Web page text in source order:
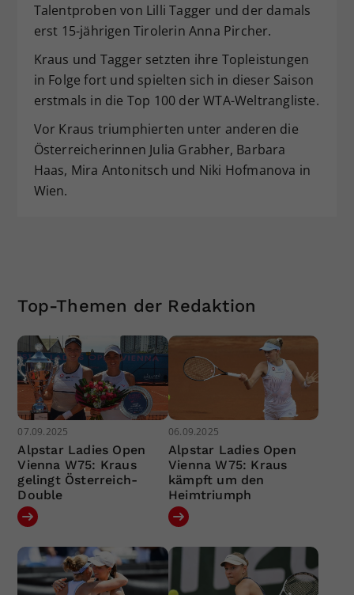
Talentproben von Lilli Tagger und der damals
erst 15-jährigen Tirolerin Anna Pircher.
Kraus und Tagger setzten ihre Topleistungen
in Folge fort und spielten sich in dieser Saison
erstmals in die Top 100 der WTA-Weltrangliste.
Vor Kraus triumphierten unter anderen die
Österreicherinnen Julia Grabher, Barbara
Haas, Mira Antonitsch und Niki Hofmanova in
Wien.
Top-Themen der Redaktion
07.09.2025
Alpstar Ladies Open
Vienna W75: Kraus
gelingt Österreich-
Double
06.09.2025
Alpstar Ladies Open
Vienna W75: Kraus
kämpft um den
Heimtriumph